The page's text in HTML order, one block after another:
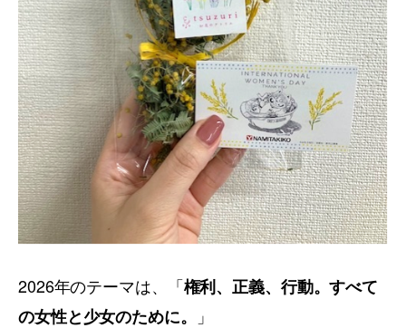
2026年のテーマは、「権利、正義、行動。すべて
の女性と少女のために。
」